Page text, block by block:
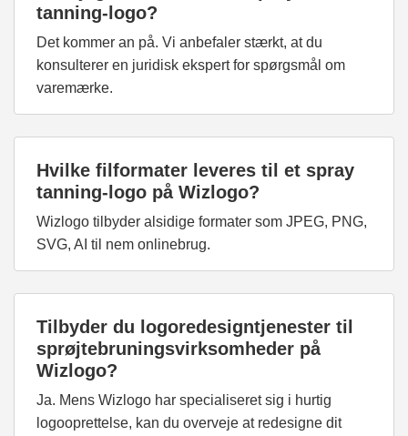
tanning-logo?
Det kommer an på. Vi anbefaler stærkt, at du
konsulterer en juridisk ekspert for spørgsmål om
varemærke.
Hvilke filformater leveres til et spray
tanning-logo på Wizlogo?
Wizlogo tilbyder alsidige formater som JPEG, PNG,
SVG, AI til nem onlinebrug.
Tilbyder du logoredesigntjenester til
sprøjtebruningsvirksomheder på
Wizlogo?
Ja. Mens Wizlogo har specialiseret sig i hurtig
logooprettelse, kan du overveje at redesigne dit